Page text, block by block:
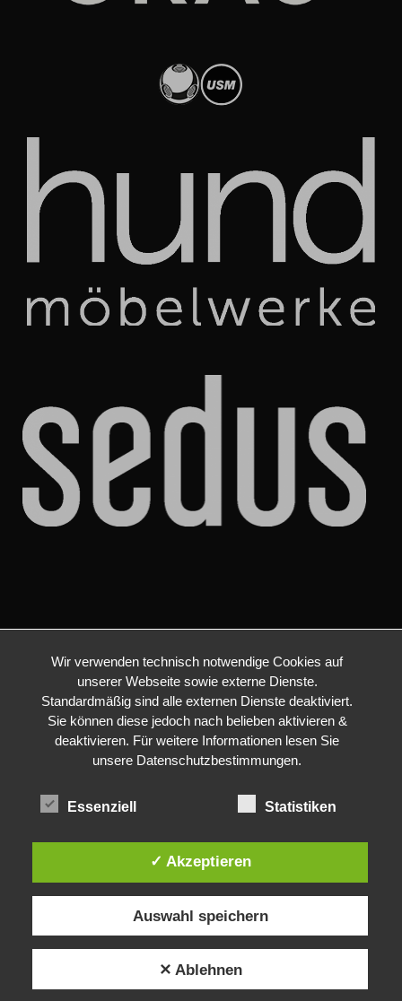
Wir verwenden technisch notwendige Cookies auf
unserer Webseite sowie externe Dienste.
Standardmäßig sind alle externen Dienste deaktiviert.
Sie können diese jedoch nach belieben aktivieren &
deaktivieren. Für weitere Informationen lesen Sie
unsere Datenschutzbestimmungen.
Essenziell Statistiken
✓ Akzeptieren
Auswahl speichern
✕ Ablehnen